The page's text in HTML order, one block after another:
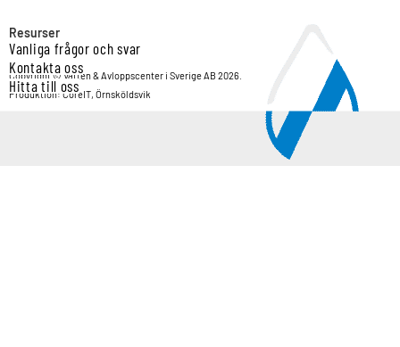
Resurser
Vanliga frågor och svar
Kontakta oss
Hitta till oss
Copyright © Vatten & Avloppscenter i Sverige AB 2026.
Produktion: CoreIT, Örnsköldsvik